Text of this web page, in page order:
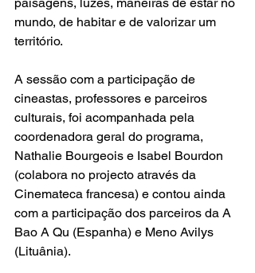
mundo, de habitar e de valorizar um
território.
A sessão com a participação de
cineastas, professores e parceiros
culturais, foi acompanhada pela
coordenadora geral do programa,
Nathalie Bourgeois e Isabel Bourdon
(colabora no projecto através da
Cinemateca francesa) e contou ainda
com a participação dos parceiros da A
Bao A Qu (Espanha) e Meno Avilys
(Lituânia).